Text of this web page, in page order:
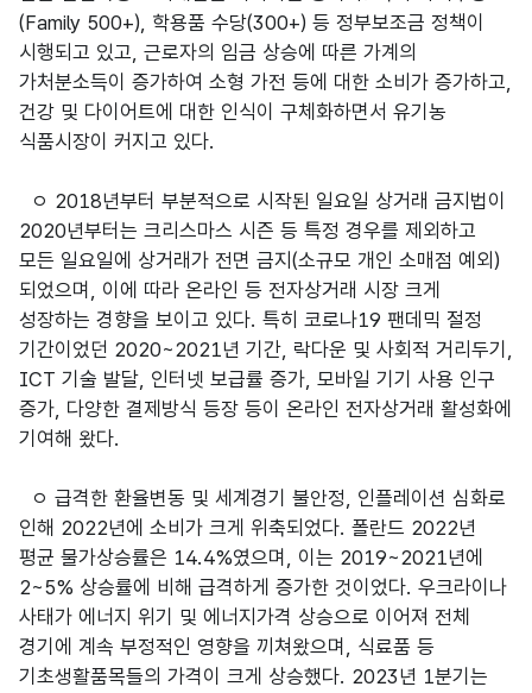
(Family 500+), 학용품 수당(300+) 등 정부보조금 정책이
시행되고 있고, 근로자의 임금 상승에 따른 가계의
가처분소득이 증가하여 소형 가전 등에 대한 소비가 증가하고,
건강 및 다이어트에 대한 인식이 구체화하면서 유기농
식품시장이 커지고 있다.
ㅇ 2018년부터 부분적으로 시작된 일요일 상거래 금지법이
2020년부터는 크리스마스 시즌 등 특정 경우를 제외하고
모든 일요일에 상거래가 전면 금지(소규모 개인 소매점 예외)
되었으며, 이에 따라 온라인 등 전자상거래 시장 크게
성장하는 경향을 보이고 있다. 특히 코로나19 팬데믹 절정
기간이었던 2020~2021년 기간, 락다운 및 사회적 거리두기,
ICT 기술 발달, 인터넷 보급률 증가, 모바일 기기 사용 인구
증가, 다양한 결제방식 등장 등이 온라인 전자상거래 활성화에
기여해 왔다.
ㅇ 급격한 환율변동 및 세계경기 불안정, 인플레이션 심화로
인해 2022년에 소비가 크게 위축되었다. 폴란드 2022년
평균 물가상승률은 14.4%였으며, 이는 2019~2021년에
2~5% 상승률에 비해 급격하게 증가한 것이었다. 우크라이나
사태가 에너지 위기 및 에너지가격 상승으로 이어져 전체
경기에 계속 부정적인 영향을 끼쳐왔으며, 식료품 등
기초생활품목들의 가격이 크게 상승했다. 2023년 1분기는